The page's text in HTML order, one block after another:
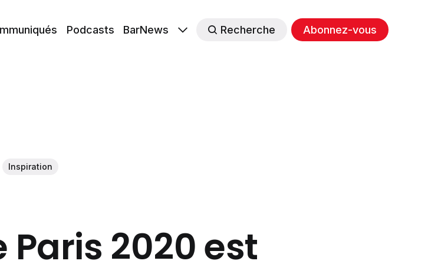
Podcasts BarNews Recherche Abonnez-vous
Inspiration
Paris 2020 est